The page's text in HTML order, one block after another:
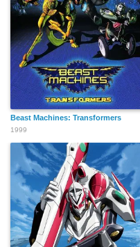
Beast Machines: Transformers
1999